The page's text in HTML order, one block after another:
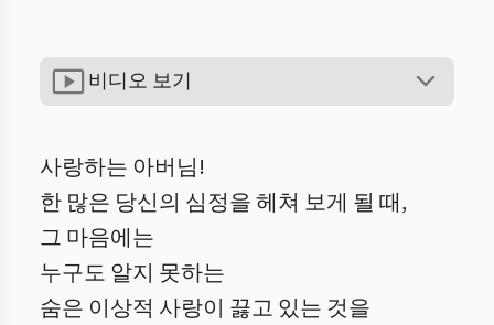
비디오 보기
사랑하는 아버님!
한 많은 당신의 심정을 헤쳐 보게 될 때,
그 마음에는
누구도 알지 못하는
숨은 이상적 사랑이 끓고 있는 것을